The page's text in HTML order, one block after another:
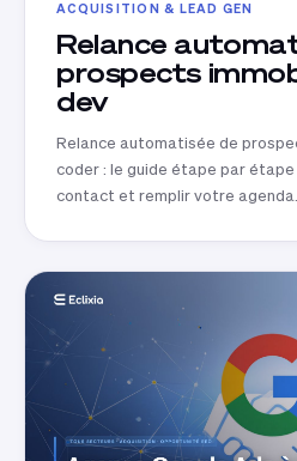
ACQUISITION & LEAD GEN
Relance
prospects
dev
Relance automatisée de
coder : le guide étape par étape
contact et remplir votre agenda.